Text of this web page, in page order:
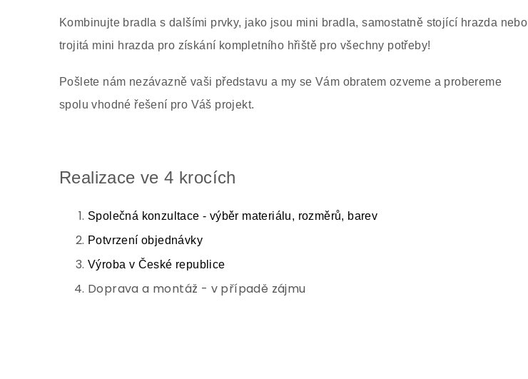
Kombinujte bradla s dalšími prvky, jako jsou mini bradla, samostatně stojící hrazda nebo
trojitá mini hrazda pro získání kompletního hřiště pro všechny potřeby!
Pošlete nám nezávazně vaši představu a my se Vám obratem ozveme a probereme
spolu vhodné řešení pro Váš projekt.
Realizace ve 4 krocích
Společná konzultace - výběr materiálu, rozměrů, barev
Potvrzení objednávky
Výroba v České republice
Doprava a montáž - v případě zájmu